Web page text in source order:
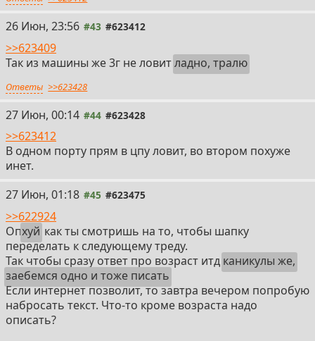
26 Июн, 23:56 #43 #623412
>>623409
Так из машины же 3г не ловитладно, тралю
Ответы >>623428
27 Июн, 00:14 #44 #623428
>>623412
В одном порту прям в цпу ловит, во втором похуже
инет.
27 Июн, 01:18 #45 #623475
>>622924
Опхуй как ты смотришь на то, чтобы шапку
переделать к следующему треду.
Так чтобы сразу ответ про возраст итд каникулы же,
заебемся одно и тоже писать
Если интернет позволит, то завтра вечером попробую
набросать текст. Что-то кроме возраста надо
описать?